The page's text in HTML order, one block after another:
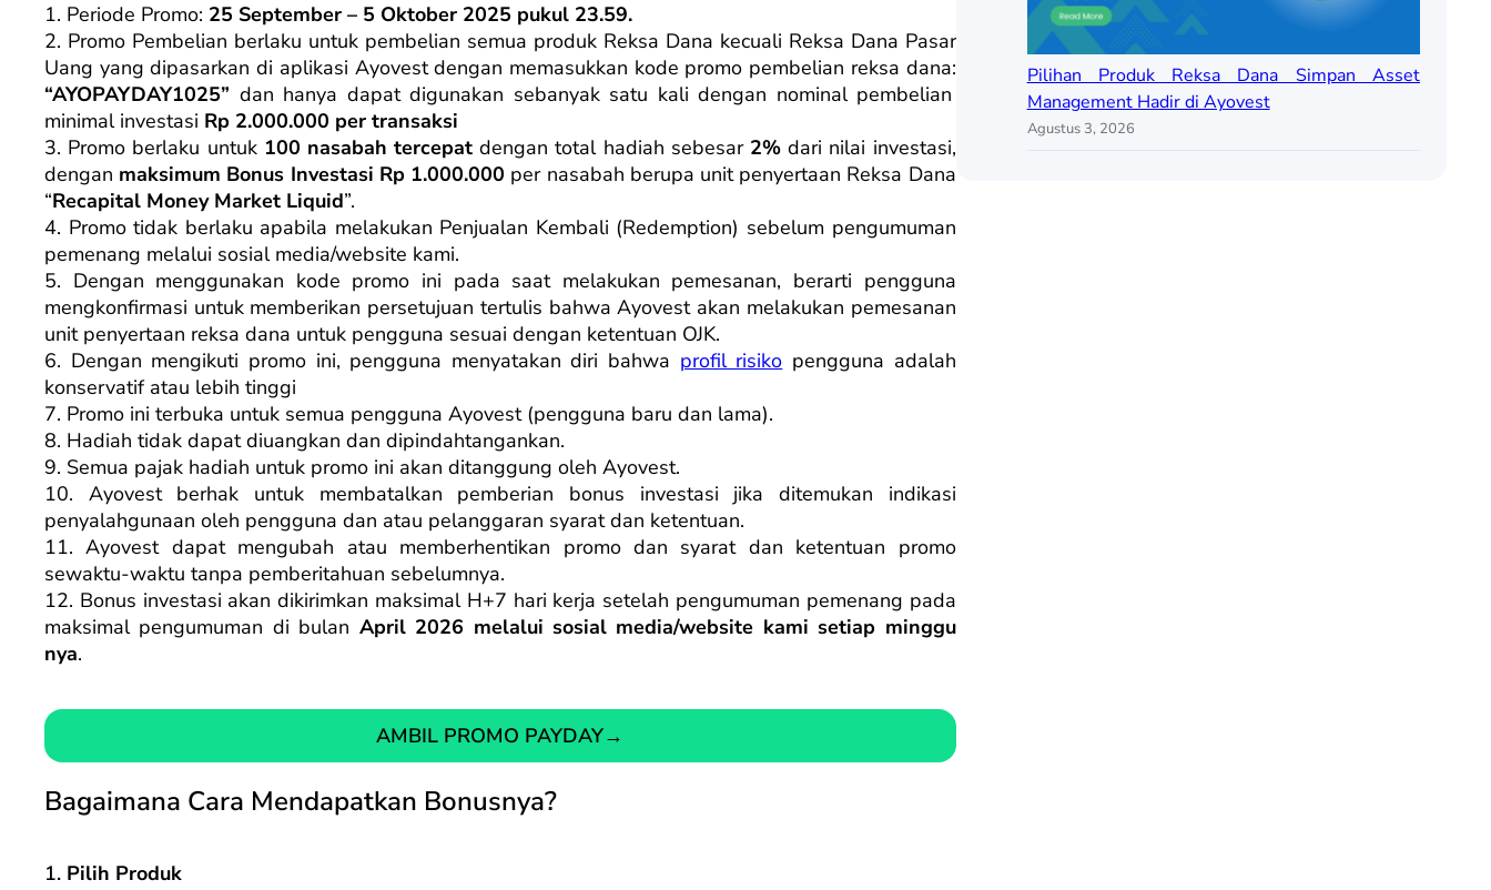
1. Periode Promo: 25 September – 5 Oktober 2025 pukul 23.59.
2. Promo Pembelian berlaku untuk pembelian semua produk Reksa Dana kecuali Reksa Dana Pasar
Uang yang dipasarkan di aplikasi Ayovest dengan memasukkan kode promo pembelian reksa dana:
“AYOPAYDAY1025” dan hanya dapat digunakan sebanyak satu kali dengan nominal pembelian
minimal investasi Rp 2.000.000 per transaksi
3. Promo berlaku untuk 100 nasabah tercepat dengan total hadiah sebesar 2% dari nilai investasi,
dengan maksimum Bonus Investasi Rp 1.000.000 per nasabah berupa unit penyertaan Reksa Dana
“Recapital Money Market Liquid”.
4. Promo tidak berlaku apabila melakukan Penjualan Kembali (Redemption) sebelum pengumuman
pemenang melalui sosial media/website kami.
5. Dengan menggunakan kode promo ini pada saat melakukan pemesanan, berarti pengguna
mengkonfirmasi untuk memberikan persetujuan tertulis bahwa Ayovest akan melakukan pemesanan
unit penyertaan reksa dana untuk pengguna sesuai dengan ketentuan OJK.
6. Dengan mengikuti promo ini, pengguna menyatakan diri bahwa profil risiko pengguna adalah
konservatif atau lebih tinggi
7. Promo ini terbuka untuk semua pengguna Ayovest (pengguna baru dan lama).
8. Hadiah tidak dapat diuangkan dan dipindahtangankan.
9. Semua pajak hadiah untuk promo ini akan ditanggung oleh Ayovest.
10. Ayovest berhak untuk membatalkan pemberian bonus investasi jika ditemukan indikasi
penyalahgunaan oleh pengguna dan atau pelanggaran syarat dan ketentuan.
11. Ayovest dapat mengubah atau memberhentikan promo dan syarat dan ketentuan promo
sewaktu-waktu tanpa pemberitahuan sebelumnya.
12. Bonus investasi akan dikirimkan maksimal H+7 hari kerja setelah pengumuman pemenang pada
maksimal pengumuman di bulan April 2026 melalui sosial media/website kami setiap minggu
nya.
AMBIL PROMO PAYDAY→
Bagaimana Cara Mendapatkan Bonusnya?
1. Pilih Produk
Pilihan Produk Reksa Dana Simpan Asset
Management Hadir di Ayovest
Agustus 3, 2026